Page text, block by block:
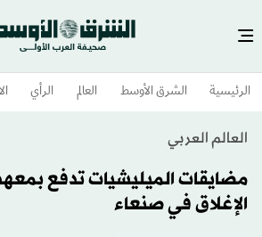
الرئيسية الشرق الأوسط​ العالم الرأي
العالم العربي
مضايقات الميليشيات تدفع
الإغلاق في صنعاء